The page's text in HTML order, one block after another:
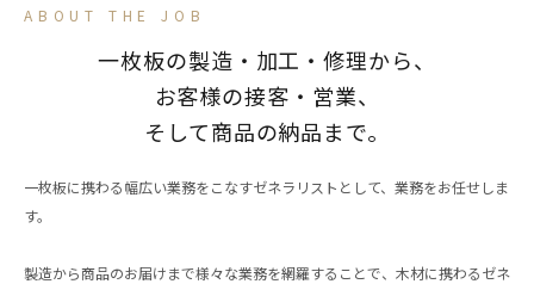
ABOUT THE JOB
一枚板の製造・加工・修理から、
お客様の接客・営業、
そして商品の納品まで。
一枚板に携わる幅広い業務をこなすゼネラリストとして、業務をお任せしま
す。
製造から商品のお届けまで様々な業務を網羅することで、木材に携わるゼネ